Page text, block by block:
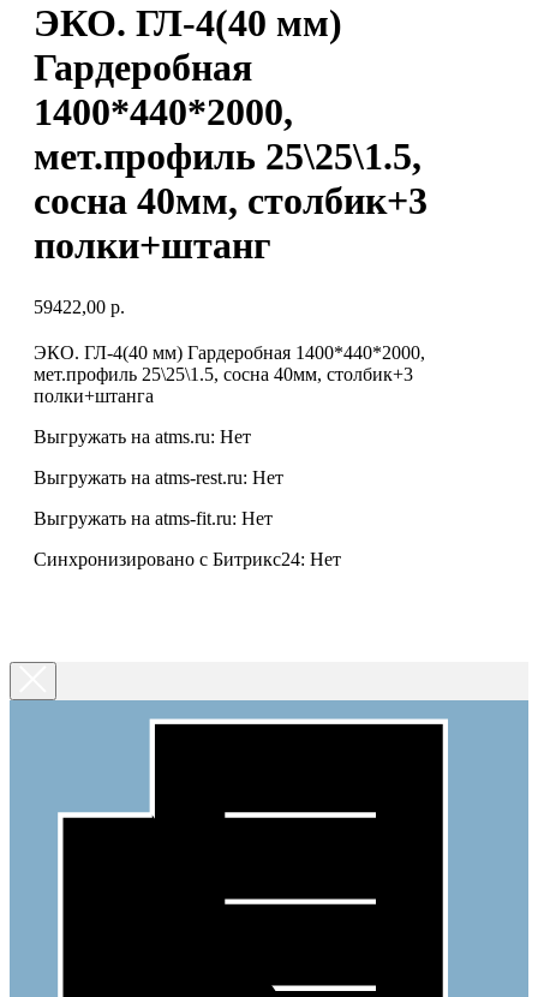
ЭКО. ГЛ-4(40 мм)
Гардеробная
1400*440*2000,
мет.профиль 25\25\1.5,
сосна 40мм, столбик+3
полки+штанг
59422,00 р.
ЭКО. ГЛ-4(40 мм) Гардеробная 1400*440*2000,
мет.профиль 25\25\1.5, сосна 40мм, столбик+3
полки+штанга
Выгружать на atms.ru: Нет
Выгружать на atms-rest.ru: Нет
Выгружать на atms-fit.ru: Нет
Синхронизировано с Битрикс24: Нет